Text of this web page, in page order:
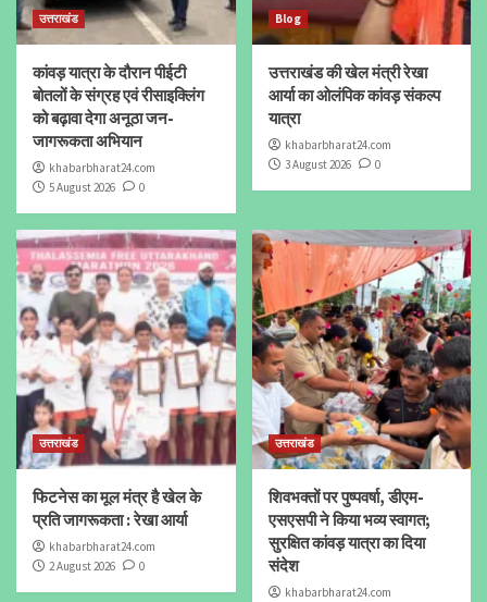
उत्तराखंड
कांवड़ यात्रा के दौरान पीईटी
बोतलों के संग्रह एवं रीसाइक्लिंग
को बढ़ावा देगा अनूठा जन-
जागरूकता अभियान
khabarbharat24.com
5 August 2026
0
Blog
उत्तराखंड की खेल मंत्री रेखा
आर्या का ओलंपिक कांवड़ संकल्प
यात्रा
khabarbharat24.com
3 August 2026
0
उत्तराखंड
फिटनेस का मूल मंत्र है खेल के
प्रति जागरूकता : रेखा आर्या
khabarbharat24.com
2 August 2026
0
उत्तराखंड
शिवभक्तों पर पुष्पवर्षा, डीएम-
एसएसपी ने किया भव्य स्वागत;
सुरक्षित कांवड़ यात्रा का दिया
संदेश
khabarbharat24.com